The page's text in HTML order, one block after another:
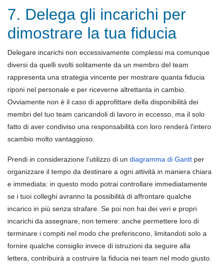
7. Delega gli incarichi per
dimostrare la tua fiducia
Delegare incarichi non eccessivamente complessi ma comunque
diversi da quelli svolti solitamente da un membro del team
rappresenta una strategia vincente per mostrare quanta fiducia
riponi nel personale e per riceverne altrettanta in cambio.
Ovviamente non è il caso di approfittare della disponibilità dei
membri del tuo team caricandoli di lavoro in eccesso, ma il solo
fatto di aver condiviso una responsabilità con loro renderà l’intero
scambio molto vantaggioso.
Prendi in considerazione l’utilizzo di un diagramma di Gantt per
organizzare il tempo da destinare a ogni attività in maniera chiara
e immediata: in questo modo potrai controllare immediatamente
se i tuoi colleghi avranno la possibilità di affrontare qualche
incarico in più senza strafare. Se poi non hai dei veri e propri
incarichi da assegnare, non temere: anche permettere loro di
terminare i compiti nel modo che preferiscono, limitandoti solo a
fornire qualche consiglio invece di istruzioni da seguire alla
lettera, contribuirà a costruire la fiducia nei team nel modo giusto.